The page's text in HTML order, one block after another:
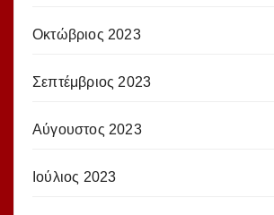
Οκτώβριος 2023
Σεπτέμβριος 2023
Αύγουστος 2023
Ιούλιος 2023